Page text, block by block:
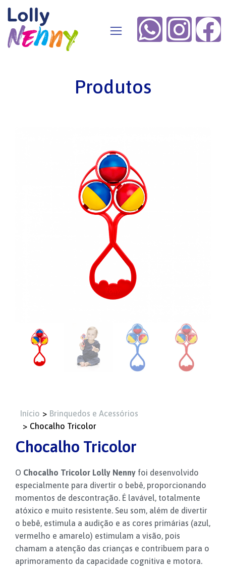
Produtos
Você está aqui:
Início
Brinquedos e Acessórios
Chocalho Tricolor
Chocalho Tricolor
O Chocalho Tricolor Lolly Nenny foi desenvolvido
especialmente para divertir o bebê, proporcionando
momentos de descontração. É lavável, totalmente
atóxico e muito resistente. Seu som, além de divertir
o bebê, estimula a audição e as cores primárias (azul,
vermelho e amarelo) estimulam a visão, pois
chamam a atenção das crianças e contribuem para o
aprimoramento da capacidade cognitiva e motora.